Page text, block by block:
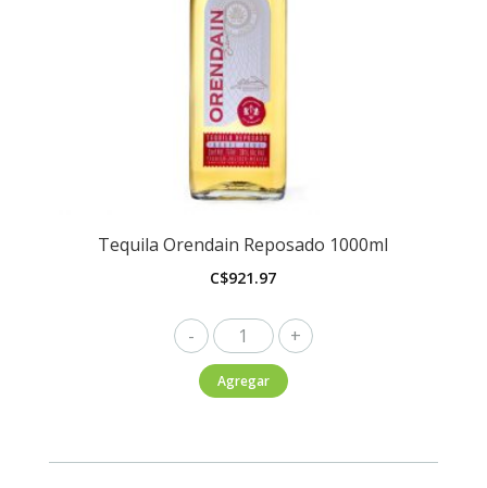
Tequila Orendain Reposado 1000ml
C$921.97
Tequila
Orendain
Reposado
Agregar